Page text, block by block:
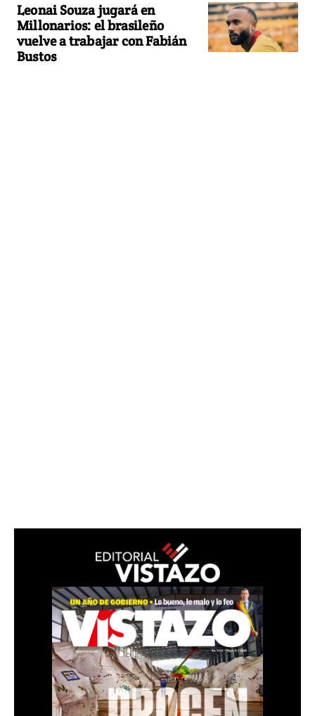
Leonai Souza jugará en
Millonarios: el brasileño
vuelve a trabajar con Fabián
Bustos